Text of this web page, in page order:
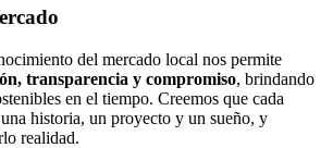
del mercado local nos permite
transparencia y compromiso, brindando
en el tiempo. Creemos que cada
historia, un proyecto y un sueño, y
realidad.